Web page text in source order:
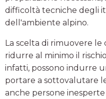
difficoltà tecniche degli
dell'ambiente alpino.
La scelta di rimuovere le
ridurre al minimo il
infatti, possono indurre
portare a sottovalutare
anche persone